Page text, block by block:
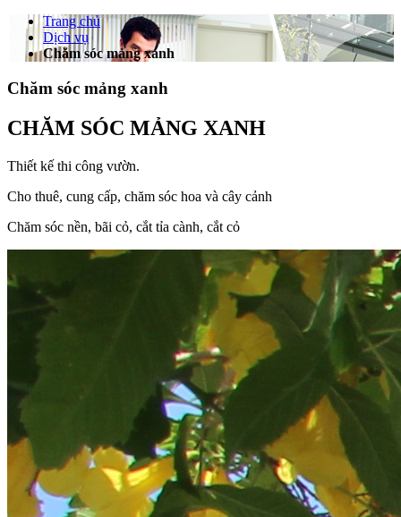
Trang chủ
Dịch vụ
Chăm sóc mảng xanh
Chăm sóc mảng xanh
CHĂM SÓC MẢNG XANH
Thiết kế thi công vườn.
Cho thuê, cung cấp, chăm sóc hoa và cây cảnh
Chăm sóc nền, bãi cỏ, cắt tỉa cành, cắt cỏ